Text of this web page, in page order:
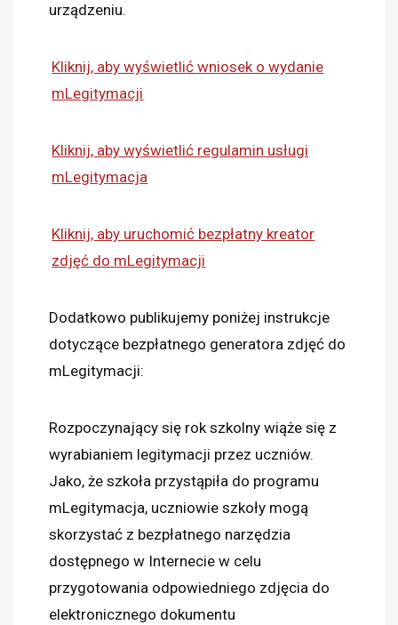
urządzeniu.
Kliknij, aby wyświetlić wniosek o wydanie
mLegitymacji
Kliknij, aby wyświetlić regulamin usługi
mLegitymacja
Kliknij, aby uruchomić bezpłatny kreator
zdjęć do mLegitymacji
Dodatkowo publikujemy poniżej instrukcje
dotyczące bezpłatnego generatora zdjęć do
mLegitymacji:
Rozpoczynający się rok szkolny wiąże się z
wyrabianiem legitymacji przez uczniów.
Jako, że szkoła przystąpiła do programu
mLegitymacja, uczniowie szkoły mogą
skorzystać z bezpłatnego narzędzia
dostępnego w Internecie w celu
przygotowania odpowiedniego zdjęcia do
elektronicznego dokumentu